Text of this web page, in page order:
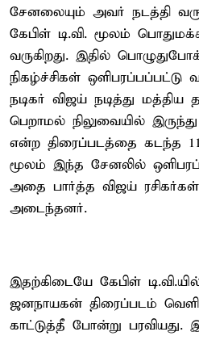
சேனலையும் அவர் நடத்தி
கேபிள் டி.வி. மூலம்
வருகிறது. இதில்
நிகழ்ச்சிகள் ஒளிபரப்பப்பட்டு
நடிகர் விஜய் நடித்து
பெறாமல் நிலுவையில்
என்ற திரைப்படத்தை கடந்த
மூலம் இந்த சேனலில்
அதை பார்த்த விஜய் ரசிகர்கள்
அடைந்தனர்.
இதற்கிடையே கேபிள்
ஜனநாயகன் திரைப்படம்
காட்டுத்தீ போன்று பரவியது.